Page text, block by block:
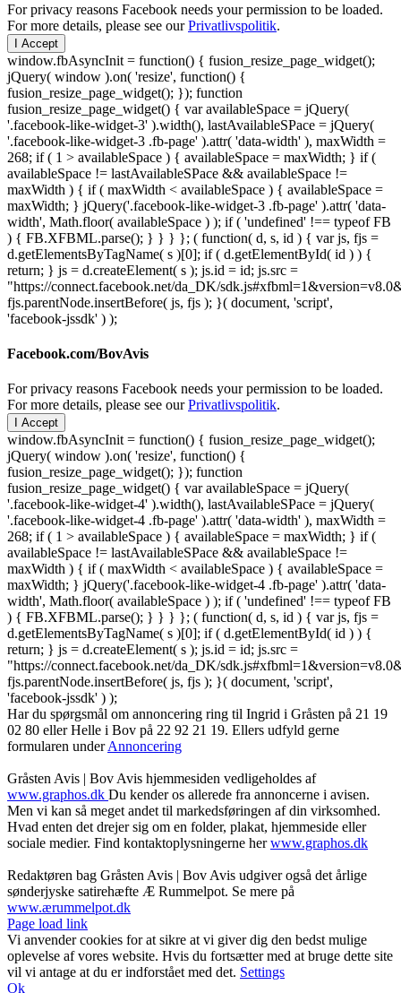
For privacy reasons Facebook needs your permission to be loaded.
For more details, please see ourPrivatlivspolitik.
I Accept
window.fbAsyncInit = function() { fusion_resize_page_widget();
jQuery( window ).on( 'resize', function() {
fusion_resize_page_widget(); }); function
fusion_resize_page_widget() { var availableSpace = jQuery(
'.facebook-like-widget-3' ).width(), lastAvailableSPace = jQuery(
'.facebook-like-widget-3 .fb-page' ).attr( 'data-width' ), maxWidth =
268; if ( 1 > availableSpace ) { availableSpace = maxWidth; } if (
availableSpace != lastAvailableSPace && availableSpace !=
maxWidth ) { if ( maxWidth < availableSpace ) { availableSpace =
maxWidth; } jQuery('.facebook-like-widget-3 .fb-page' ).attr( 'data-
width', Math.floor( availableSpace ) ); if ( 'undefined' !== typeof FB
) { FB.XFBML.parse(); } } } }; ( function( d, s, id ) { var js, fjs =
d.getElementsByTagName( s )[0]; if ( d.getElementById( id ) ) {
return; } js = d.createElement( s ); js.id = id; js.src =
"https://connect.facebook.net/da_DK/
fjs.parentNode.insertBefore( js, fjs ); }( document, 'script',
'facebook-jssdk' ) );
Facebook.com/BovAvis
For privacy reasons Facebook needs your permission to be loaded.
For more details, please see ourPrivatlivspolitik.
I Accept
window.fbAsyncInit = function() { fusion_resize_page_widget();
jQuery( window ).on( 'resize', function() {
fusion_resize_page_widget(); }); function
fusion_resize_page_widget() { var availableSpace = jQuery(
'.facebook-like-widget-4' ).width(), lastAvailableSPace = jQuery(
'.facebook-like-widget-4 .fb-page' ).attr( 'data-width' ), maxWidth =
268; if ( 1 > availableSpace ) { availableSpace = maxWidth; } if (
availableSpace != lastAvailableSPace && availableSpace !=
maxWidth ) { if ( maxWidth < availableSpace ) { availableSpace =
maxWidth; } jQuery('.facebook-like-widget-4 .fb-page' ).attr( 'data-
width', Math.floor( availableSpace ) ); if ( 'undefined' !== typeof FB
) { FB.XFBML.parse(); } } } }; ( function( d, s, id ) { var js, fjs =
d.getElementsByTagName( s )[0]; if ( d.getElementById( id ) ) {
return; } js = d.createElement( s ); js.id = id; js.src =
"https://connect.facebook.net/da_DK/
fjs.parentNode.insertBefore( js, fjs ); }( document, 'script',
'facebook-jssdk' ) );
Har du spørgsmål om annoncering ring til Ingrid i Gråsten på 21 19
02 80 ‬eller Helle i Bov på 22 92 21 19‬. Ellers udfyld gerne
formularen underAnnoncering
Gråsten Avis | Bov Avis hjemmesiden vedligeholdes af
www.graphos.dk Du kender os allerede fra annoncerne i avisen.
Men vi kan så meget andet til markedsføringen af din virksomhed.
Hvad enten det drejer sig om en folder, plakat, hjemmeside eller
sociale medier. Find kontaktoplysningerne herwww.graphos.dk
Redaktøren bag Gråsten Avis | Bov Avis udgiver også det årlige
sønderjyske satirehæfte Æ Rummelpot. Se mere på
www.ærummelpot.dk
Facebook
Facebook
Facebook
Facebook
Instagram
Instagram
Instagram
LinkedIn
Page load link
Vi anvender cookies for at sikre at vi giver dig den bedst mulige
oplevelse af vores website. Hvis du fortsætter med at bruge dette site
vil vi antage at du er indforstået med det. Settings
Ok